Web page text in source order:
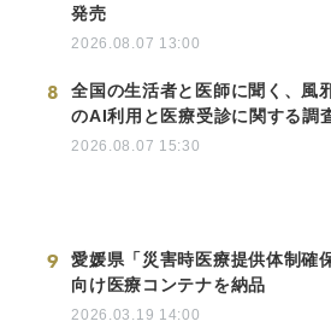
発売
2026.08.07 13:00
8
全国の生活者と医師に聞く、風
のAI利用と医療受診に関する調
2026.08.07 15:30
9
愛媛県「災害時医療提供体制確
向け医療コンテナを納品
2026.03.19 14:00